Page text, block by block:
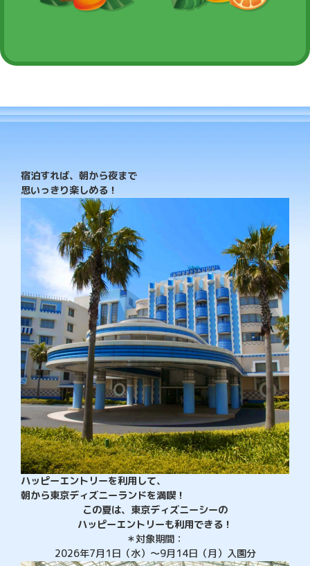
宿泊すれば、朝から夜まで
思いっきり楽しめる！
ハッピーエントリーを利用して、
朝から東京ディズニーランドを満喫！
この夏は、東京ディズニーシーの
ハッピーエントリーも利用できる！
＊対象期間：
2026年7月1日（水）～9月14日（月）入園分